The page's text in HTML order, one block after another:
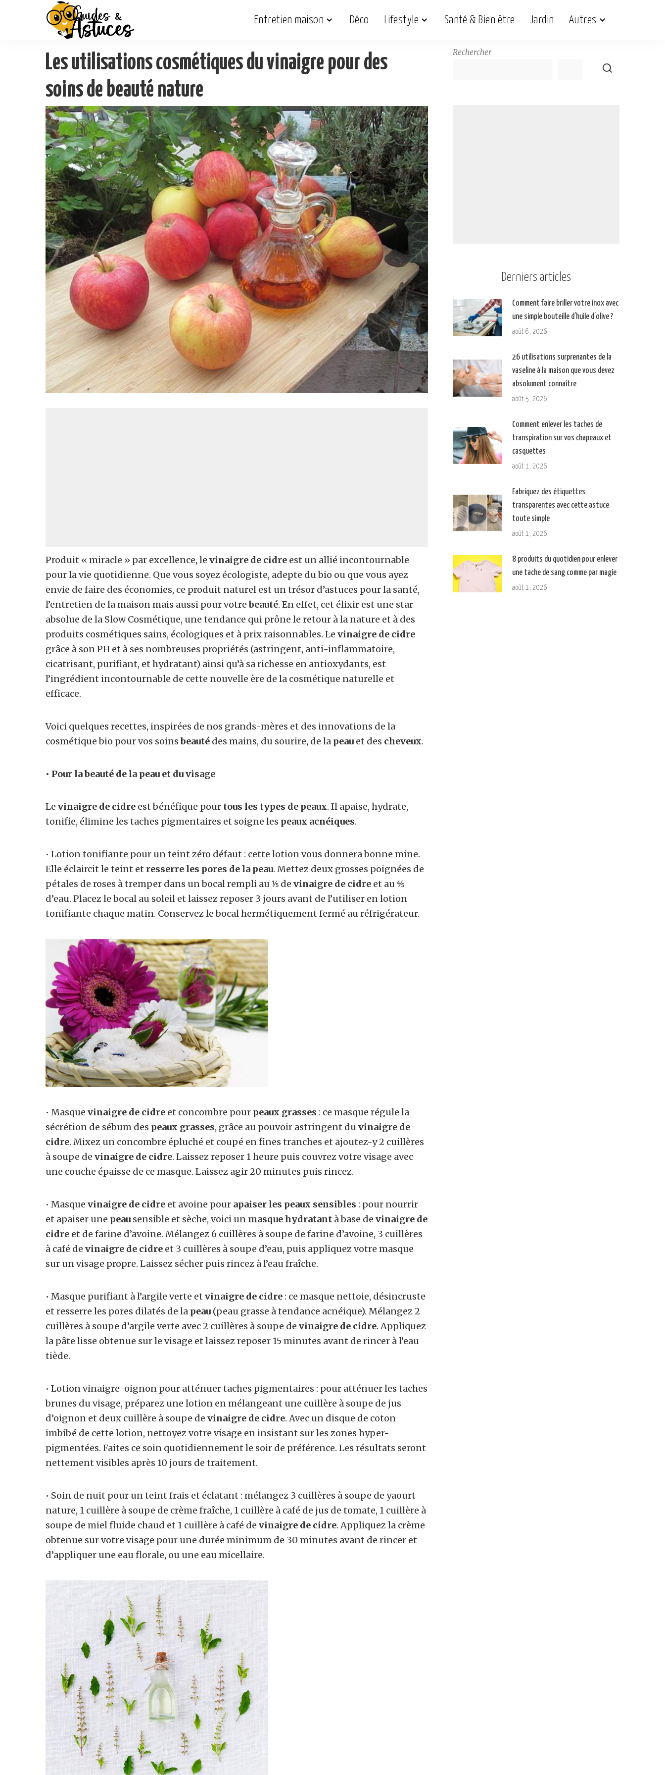
Entretien maison Déco Lifestyle Santé & Bien être Jardin Autres
Les utilisations cosmétiques du vinaigre pour des
soins de beauté nature
Produit « miracle » par excellence, le vinaigre de cidre est un allié incontournable
pour la vie quotidienne. Que vous soyez écologiste, adepte du bio ou que vous ayez
envie de faire des économies, ce produit naturel est un trésor d’astuces pour la santé,
l’entretien de la maison mais aussi pour votrebeauté. En effet, cet élixir est une star
absolue de la Slow Cosmétique, une tendance qui prône le retour à la nature et à des
produits cosmétiques sains, écologiques et à prix raisonnables. Le vinaigre de cidre
grâce à son PH et à ses nombreuses propriétés (astringent, anti-inflammatoire,
cicatrisant, purifiant, et hydratant) ainsi qu’à sa richesse en antioxydants, est
l’ingrédient incontournable de cette nouvelle ère de la cosmétique naturelle et
efficace.
Voici quelques recettes, inspirées de nos grands-mères et des innovations de la
cosmétique bio pour vos soinsbeauté des mains, du sourire, de la peau et des cheveux.
• Pour la beauté de la peau et du visage
Le vinaigre de cidre est bénéfique pour tous les types de peaux. Il apaise, hydrate,
tonifie, élimine les taches pigmentaires et soigne les peaux acnéiques.
• Lotion tonifiante pour un teint zéro défaut : cette lotion vous donnera bonne mine.
Elle éclaircit le teint et resserre les pores de la peau. Mettez deux grosses poignées de
pétales de roses à tremper dans un bocal rempli au ⅕ de vinaigre de cidre et au ⅘
d’eau. Placez le bocal au soleil et laissez reposer 3 jours avant de l’utiliser en lotion
tonifiante chaque matin. Conservez le bocal hermétiquement fermé au réfrigérateur.
• Masque vinaigre de cidre et concombre pour peaux grasses : ce masque régule la
sécrétion de sébum des peaux grasses, grâce au pouvoir astringent duvinaigre de
cidre. Mixez un concombre épluché et coupé en fines tranches et ajoutez-y 2 cuillères
à soupe de vinaigre de cidre. Laissez reposer 1 heure puis couvrez votre visage avec
une couche épaisse de ce masque. Laissez agir 20 minutes puis rincez.
• Masque vinaigre de cidre et avoine pour apaiser les peaux sensibles : pour nourrir
et apaiser une peau sensible et sèche, voici un masque hydratant à base de vinaigre de
cidre et de farine d’avoine. Mélangez 6 cuillères à soupe de farine d’avoine, 3 cuillères
à café de vinaigre de cidre et 3 cuillères à soupe d’eau, puis appliquez votre masque
sur un visage propre. Laissez sécher puis rincez à l’eau fraîche.
• Masque purifiant à l’argile verte et vinaigre de cidre : ce masque nettoie, désincruste
et resserre les pores dilatés de la peau (peau grasse à tendance acnéique). Mélangez 2
cuillères à soupe d’argile verte avec 2 cuillères à soupe de vinaigre de cidre. Appliquez
la pâte lisse obtenue sur le visage et laissez reposer 15 minutes avant de rincer à l’eau
tiède.
• Lotion vinaigre-oignon pour atténuer taches pigmentaires : pour atténuer les taches
brunes du visage, préparez une lotion en mélangeant une cuillère à soupe de jus
d’oignon et deux cuillère à soupe de vinaigre de cidre. Avec un disque de coton
imbibé de cette lotion, nettoyez votre visage en insistant sur les zones hyper-
pigmentées. Faites ce soin quotidiennement le soir de préférence. Les résultats seront
nettement visibles après 10 jours de traitement.
• Soin de nuit pour un teint frais et éclatant : mélangez 3 cuillères à soupe de yaourt
nature, 1 cuillère à soupe de crème fraîche, 1 cuillère à café de jus de tomate, 1 cuillère à
soupe de miel fluide chaud et 1 cuillère à café de vinaigre de cidre. Appliquez la crème
obtenue sur votre visage pour une durée minimum de 30 minutes avant de rincer et
d’appliquer une eau florale, ou une eau micellaire.
Rechercher
Derniers articles
Comment faire briller votre inox avec
une simple bouteille d’huile d’olive ?
août 6, 2026
26 utilisations surprenantes de la
vaseline à la maison que vous devez
absolument connaître
août 5, 2026
Comment enlever les taches de
transpiration sur vos chapeaux et
casquettes
août 1, 2026
Fabriquez des étiquettes
transparentes avec cette astuce
toute simple
août 1, 2026
8 produits du quotidien pour enlever
une tache de sang comme par magie
août 1, 2026